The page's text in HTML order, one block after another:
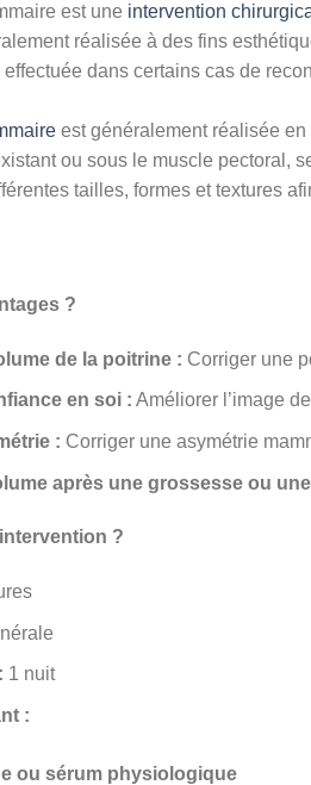
est une intervention
réalisée à des fins
dans certains cas de
est généralement réalisée
ou sous le muscle pectoral,
tailles, formes et textures
?
de la poitrine : Corriger une
en soi : Améliorer l’image
: Corriger une asymétrie
après une grossesse ou
?
1 nuit
:
ou sérum physiologique